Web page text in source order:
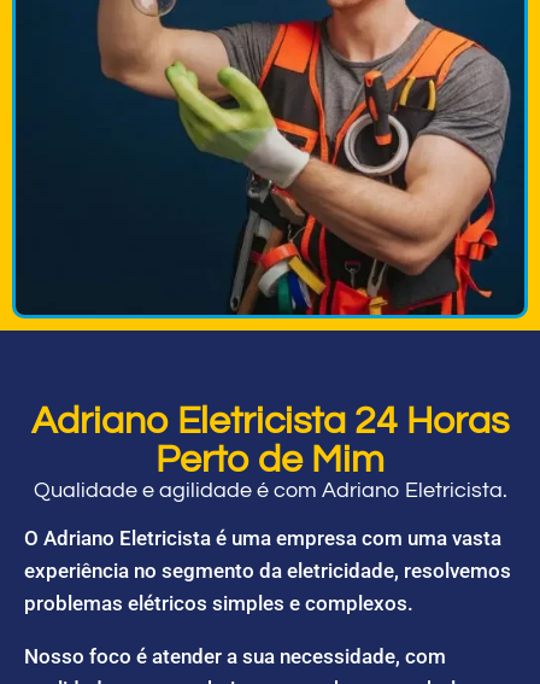
Adriano Eletricista 24 Horas
Perto de Mim
Qualidade e agilidade é com Adriano Eletricista.
O Adriano Eletricista é uma empresa com uma vasta
experiência no segmento da eletricidade, resolvemos
problemas elétricos simples e complexos.
Nosso foco é atender a sua necessidade, com